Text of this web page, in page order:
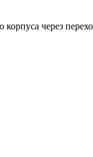
через